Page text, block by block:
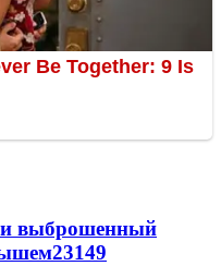
выброшенный
23149